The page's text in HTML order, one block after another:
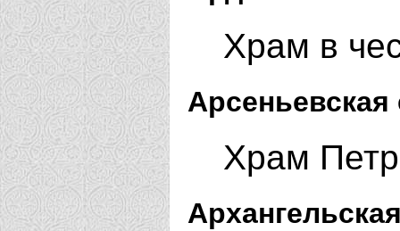
Храм в
Арсеньевская
Храм